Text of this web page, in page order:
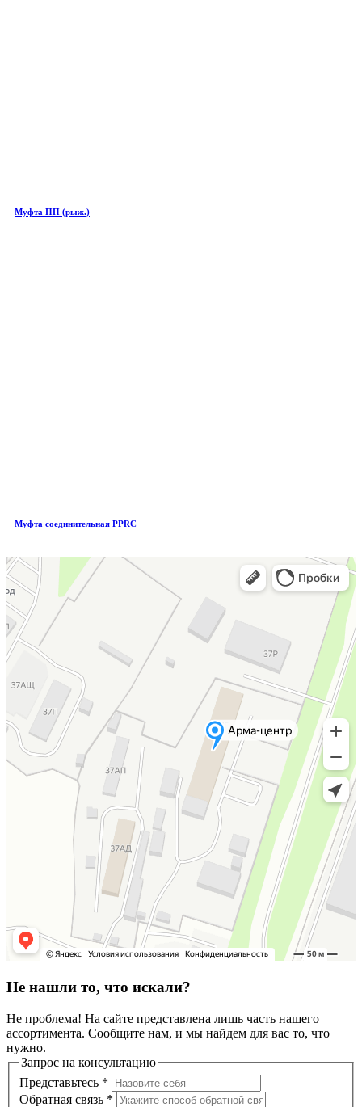
Муфта ПП (рыж.)
Муфта соединительная PPRC
Не нашли то, что искали?
Не проблема! На сайте представлена лишь часть нашего
ассортимента. Сообщите нам, и мы найдем для вас то, что
нужно.
Запрос на консультацию
Представьтесь *
Обратная связь *